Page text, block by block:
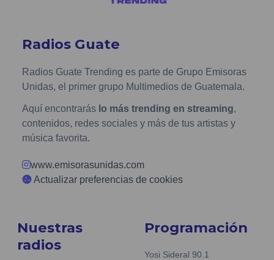
Radios Guate
Radios Guate Trending es parte de Grupo Emisoras
Unidas, el primer grupo Multimedios de Guatemala.
Aquí encontrarás lo más trending en streaming,
contenidos, redes sociales y más de tus artistas y
música favorita.
www.emisorasunidas.com
Actualizar preferencias de cookies
Nuestras
radios
Programación
Yosi Sideral 90.1